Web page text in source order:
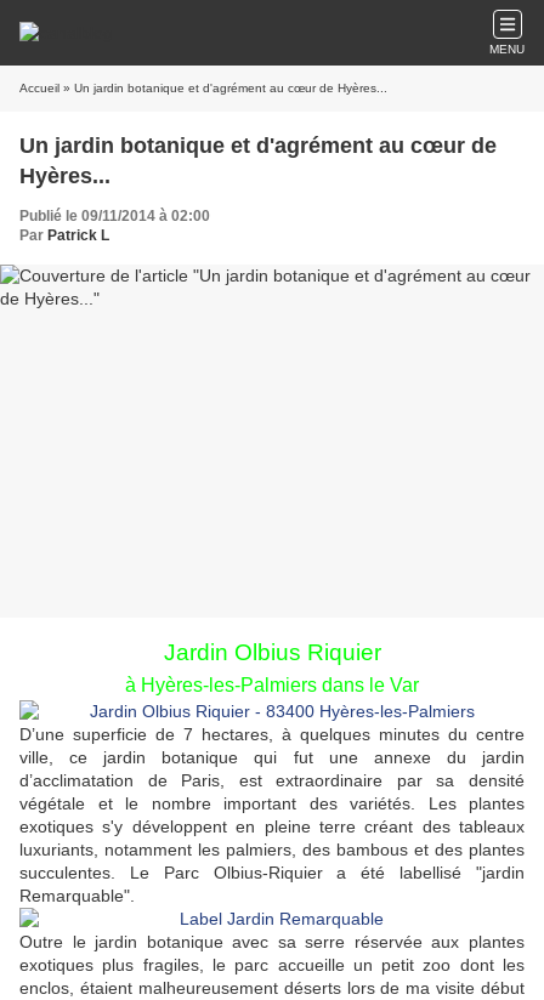
MENU
Accueil » Un jardin botanique et d'agrément au cœur de Hyères...
Un jardin botanique et d'agrément au cœur de
Hyères...
Publié le 09/11/2014 à 02:00
Par Patrick L
Jardin Olbius Riquier
à Hyères-les-Palmiers dans le Var
D’une superficie de 7 hectares, à quelques minutes du centre
ville, ce jardin botanique qui fut une annexe du jardin
d’acclimatation de Paris, est extraordinaire par sa densité
végétale et le nombre important des variétés. Les plantes
exotiques s'y développent en pleine terre créant des tableaux
luxuriants, notamment les palmiers, des bambous et des plantes
succulentes. Le Parc Olbius-Riquier a été labellisé "jardin
Remarquable".
Outre le jardin botanique avec sa serre réservée aux plantes
exotiques plus fragiles, le parc accueille un petit zoo dont les
enclos, étaient malheureusement déserts lors de ma visite début